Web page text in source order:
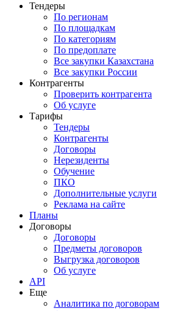
Тендеры
По регионам
По площадкам
По категориям
По предоплате
Все закупки Казахстана
Все закупки России
Контрагенты
Проверить контрагента
Об услуге
Тарифы
Тендеры
Контрагенты
Договоры
Нерезиденты
Обучение
ПКО
Дополнительные услуги
Реклама на сайте
Планы
Договоры
Договоры
Предметы договоров
Выгрузка договоров
Об услуге
API
Еще
Аналитика по договорам